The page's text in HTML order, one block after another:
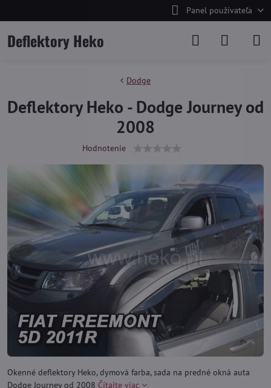
Panel používateľa
Deflektory Heko
Dodge
Deflektory Heko - Dodge Journey od
2008
Hodnotenie
Okenné deflektory Heko, dymová farba, sada na predné okná auta
Dodge Journey od 2008 Čítajte viac